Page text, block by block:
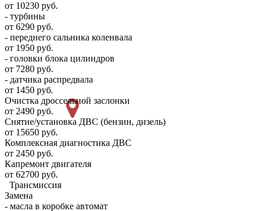
от 10230 руб.
- турбины
от 6290 руб.
- переднего сальника коленвала
от 1950 руб.
- головки блока цилиндров
от 7280 руб.
- датчика распредвала
от 1450 руб.
Очистка дроссельной заслонки
от 2490 руб.
Снятие/установка ДВС (бензин, дизель)
от 15650 руб.
Комплексная диагностика ДВС
от 2450 руб.
Капремонт двигателя
от 62700 руб.
Трансмиссия
Замена
- масла в коробке автомат